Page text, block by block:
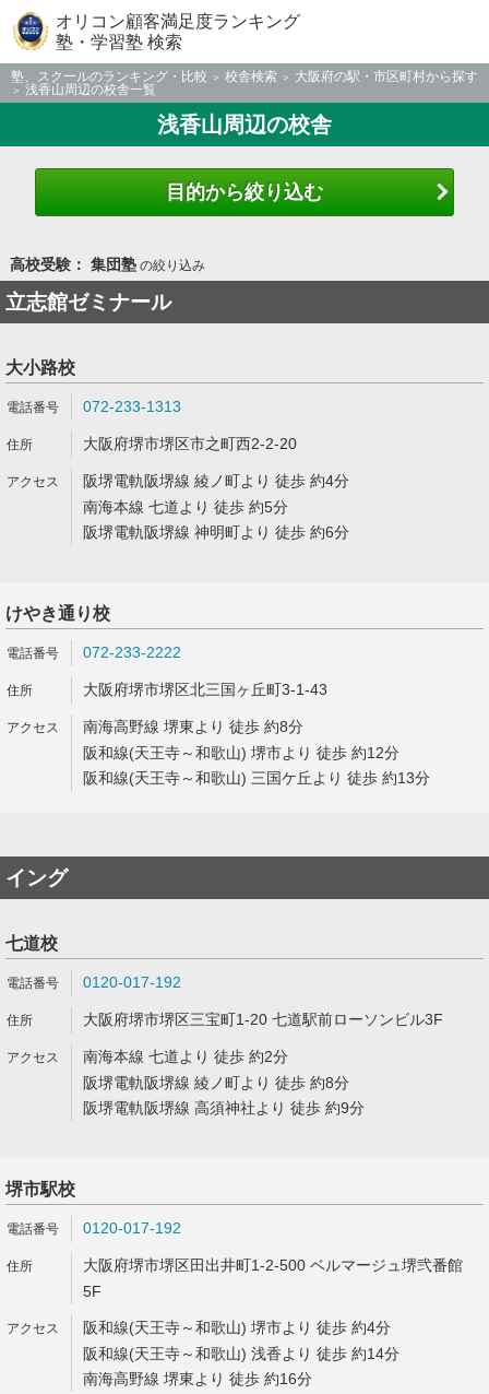
オリコン顧客満足度ランキング
塾・学習塾 検索
塾、スクールのランキング・比較 校舎検索
大阪府の駅・市区町村から探す
浅香山周辺の校舎一覧
浅香山周辺の校舎
目的から絞り込む
高校受験： 集団塾の絞り込み
立志館ゼミナール
大小路校
072-233-1313
大阪府堺市堺区市之町西2-2-20
阪堺電軌阪堺線 綾ノ町より 徒歩 約4分
南海本線 七道より 徒歩 約5分
阪堺電軌阪堺線 神明町より 徒歩 約6分
けやき通り校
072-233-2222
大阪府堺市堺区北三国ヶ丘町3-1-43
南海高野線 堺東より 徒歩 約8分
阪和線(天王寺～和歌山) 堺市より 徒歩 約12分
阪和線(天王寺～和歌山) 三国ケ丘より 徒歩 約13分
イング
七道校
0120-017-192
大阪府堺市堺区三宝町1-20 七道駅前ローソンビル3F
南海本線 七道より 徒歩 約2分
阪堺電軌阪堺線 綾ノ町より 徒歩 約8分
阪堺電軌阪堺線 高須神社より 徒歩 約9分
堺市駅校
0120-017-192
大阪府堺市堺区田出井町1-2-500 ベルマージュ堺弐番館
5F
阪和線(天王寺～和歌山) 堺市より 徒歩 約4分
阪和線(天王寺～和歌山) 浅香より 徒歩 約14分
南海高野線 堺東より 徒歩 約16分